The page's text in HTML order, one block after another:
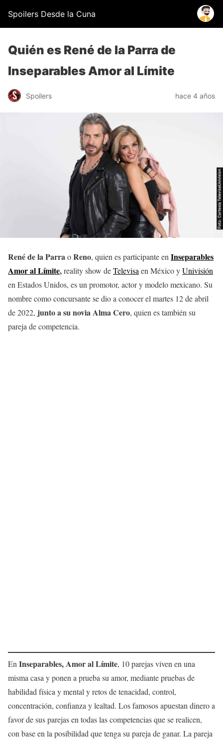
Spoilers Desde la Cuna
Quién es René de la Parra de
Inseparables Amor al Límite
Spoilers hace 4 años
René de la ParraoReno, quien es participante en Inseparables
Amor al Límite,reality show deTelevisa en México yUnivisión
en Estados Unidos, es un promotor, actor y modelo mexicano. Su
nombre como concursante se dio a conocer el martes 12 de abril
de 2022, junto a su noviaAlma Cero, quien es también su
pareja de competencia.
En Inseparables, Amor al Límite, 10 parejas viven en una
misma casa y ponen a prueba su amor, mediante pruebas de
habilidad física y mental y retos de tenacidad, control,
concentración, confianza y lealtad. Los famosos apuestan dinero a
favor de sus parejas en todas las competencias que se realicen,
con base en la posibilidad que tenga su pareja de ganar. La pareja